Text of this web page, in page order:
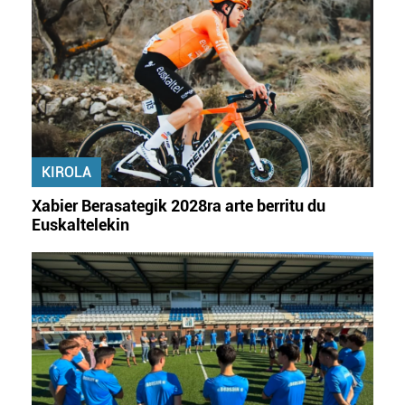
zure baimena Cookieen adierazpenean.
Webgune honek cookie propioak eta hirugarrenen cookie-
fitxategiak erabiltzen ditu. Zure esperientzia eta
zerbitzuak hobetzeko asmoz, cookie teknologiaz
baliatzen gara. Ohar hau onartuz gero, teknologia hori
erabiltzeko baimen esplizitua ematen diguzu.Gehiago
irakurri
KIROLA
Xabier Berasategik 2028ra arte berritu du
Euskaltelekin